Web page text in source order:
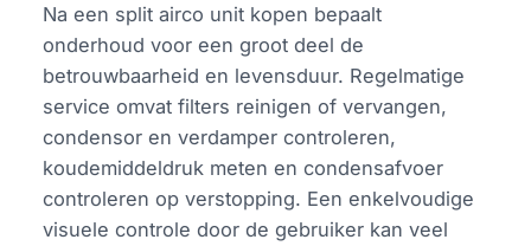
Na een split airco unit kopen bepaalt
onderhoud voor een groot deel de
betrouwbaarheid en levensduur. Regelmatige
service omvat filters reinigen of vervangen,
condensor en verdamper controleren,
koudemiddeldruk meten en condensafvoer
controleren op verstopping. Een enkelvoudige
visuele controle door de gebruiker kan veel